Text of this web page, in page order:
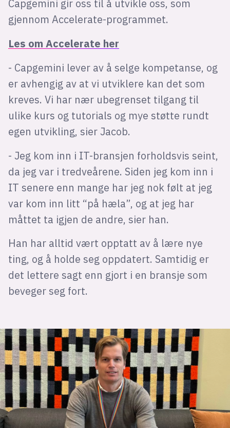
Capgemini gir oss til å utvikle oss, som
gjennom Accelerate-programmet.
Les om Accelerate her
- Capgemini lever av å selge kompetanse, og
er avhengig av at vi utviklere kan det som
kreves. Vi har nær ubegrenset tilgang til
ulike kurs og tutorials og mye støtte rundt
egen utvikling, sier Jacob.
- Jeg kom inn i IT-bransjen forholdsvis seint,
da jeg var i tredveårene. Siden jeg kom inn i
IT senere enn mange har jeg nok følt at jeg
var kom inn litt “på hæla”, og at jeg har
måttet ta igjen de andre, sier han.
Han har alltid vært opptatt av å lære nye
ting, og å holde seg oppdatert. Samtidig er
det lettere sagt enn gjort i en bransje som
beveger seg fort.